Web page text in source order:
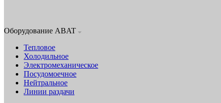
Оборудование ABAT
Тепловое
Холодильное
Электромеханическое
Посудомоечное
Нейтральное
Линии раздачи